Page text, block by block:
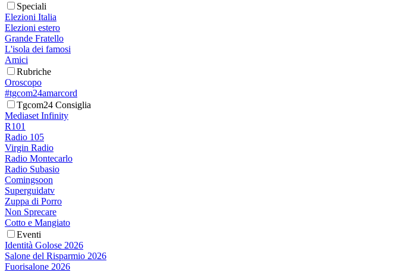
Speciali
Elezioni Italia
Elezioni estero
Grande Fratello
L'isola dei famosi
Amici
Rubriche
Oroscopo
#tgcom24amarcord
Tgcom24 Consiglia
Mediaset Infinity
R101
Radio 105
Virgin Radio
Radio Montecarlo
Radio Subasio
Comingsoon
Superguidatv
Zuppa di Porro
Non Sprecare
Cotto e Mangiato
Eventi
Identità Golose 2026
Salone del Risparmio 2026
Fuorisalone 2026